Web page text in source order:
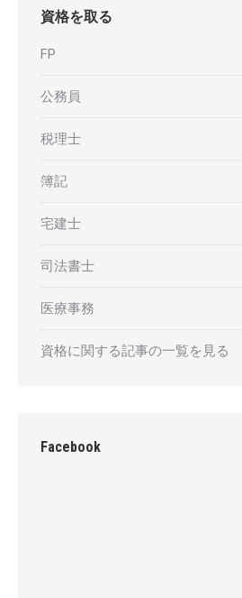
資格を取る
FP
公務員
税理士
簿記
宅建士
司法書士
医療事務
資格に関する記事の一覧を見る
Facebook